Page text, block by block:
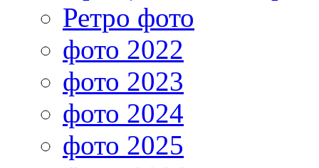
Ретро фото
фото 2022
фото 2023
фото 2024
фото 2025